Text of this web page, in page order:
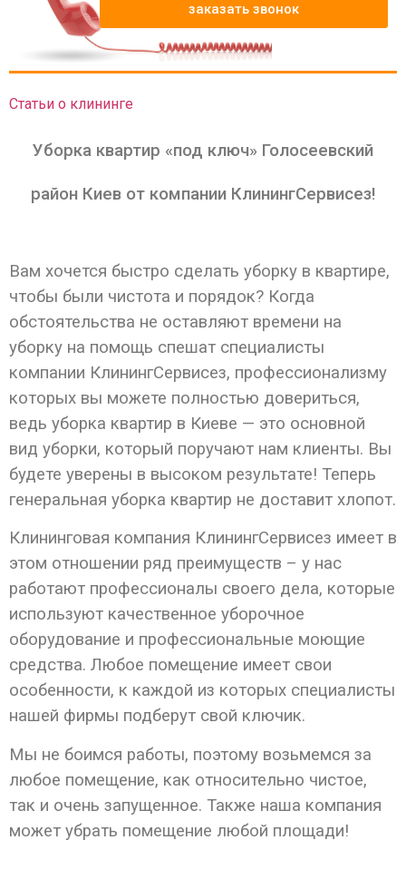
заказать звонок
Статьи о клининге
Уборка квартир «под ключ» Голосеевский
район Киев от компании КлинингСервисез!
Вам хочется быстро сделать уборку в квартире,
чтобы были чистота и порядок? Когда
обстоятельства не оставляют времени на
уборку на помощь спешат специалисты
компании КлинингСервисез, профессионализму
которых вы можете полностью довериться,
ведь уборка квартир в Киеве — это основной
вид уборки, который поручают нам клиенты. Вы
будете уверены в высоком результате! Теперь
генеральная уборка квартир не доставит хлопот.
Клининговая компания КлинингСервисез имеет в
этом отношении ряд преимуществ – у нас
работают профессионалы своего дела, которые
используют качественное уборочное
оборудование и профессиональные моющие
средства. Любое помещение имеет свои
особенности, к каждой из которых специалисты
нашей фирмы подберут свой ключик.
Мы не боимся работы, поэтому возьмемся за
любое помещение, как относительно чистое,
так и очень запущенное. Также наша компания
может убрать помещение любой площади!